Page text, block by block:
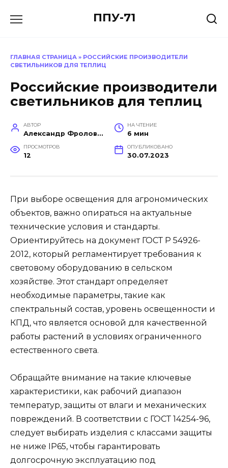
ППУ-71
ГЛАВНАЯ СТРАНИЦА » РОССИЙСКИЕ ПРОИЗВОДИТЕЛИ
СВЕТИЛЬНИКОВ ДЛЯ ТЕПЛИЦ
Российские производители
светильников для теплиц
АВТОР
Александр Фролов (Инженер, эксперт в построении производств)
НА ЧТЕНИЕ
6 мин
ПРОСМОТРОВ
12
ОПУБЛИКОВАНО
30.07.2023
При выборе освещения для агрономических
объектов, важно опираться на актуальные
технические условия и стандарты.
Ориентируйтесь на документ ГОСТ Р 54926-
2012, который регламентирует требования к
световому оборудованию в сельском
хозяйстве. Этот стандарт определяет
необходимые параметры, такие как
спектральный состав, уровень освещенности и
КПД, что является основой для качественной
работы растений в условиях ограниченного
естественного света.
Обращайте внимание на такие ключевые
характеристики, как рабочий диапазон
температур, защиты от влаги и механических
повреждений. В соответствии с ГОСТ 14254-96,
следует выбирать изделия с классами защиты
не ниже IP65, чтобы гарантировать
долгосрочную эксплуатацию под